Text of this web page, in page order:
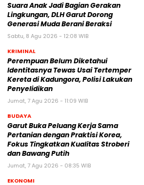
Suara Anak Jadi Bagian Gerakan
Lingkungan, DLH Garut Dorong
Generasi Muda Berani Beraksi
Sabtu, 8 Agu 2026 - 12:08 WIB
KRIMINAL
Perempuan Belum Diketahui
Identitasnya Tewas Usai Tertemper
Kereta di Kadungora, Polisi Lakukan
Penyelidikan
Jumat, 7 Agu 2026 - 11:09 WIB
BUDAYA
Garut Buka Peluang Kerja Sama
Pertanian dengan Praktisi Korea,
Fokus Tingkatkan Kualitas Stroberi
dan Bawang Putih
Jumat, 7 Agu 2026 - 08:35 WIB
EKONOMI